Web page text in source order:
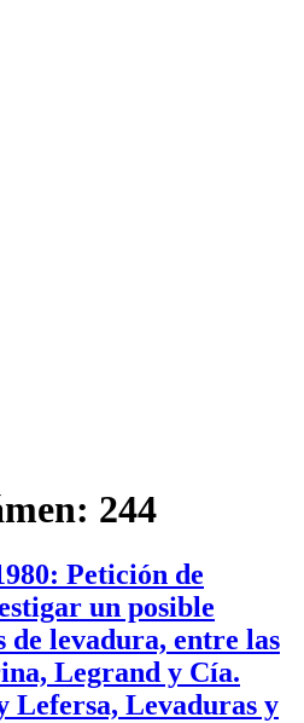
244
Petición de
un posible
de levadura, entre las
Legrand y Cía.
Lefersa, Levaduras y